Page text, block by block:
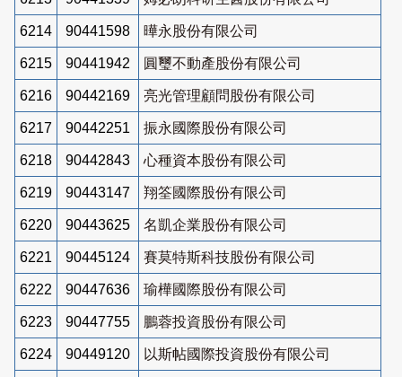
6214 90441598 曄永股份有限公司
6215 90441942 圓璽不動產股份有限公司
6216 90442169 亮光管理顧問股份有限公司
6217 90442251 振永國際股份有限公司
6218 90442843 心種資本股份有限公司
6219 90443147 翔筌國際股份有限公司
6220 90443625 名凱企業股份有限公司
6221 90445124 賽莫特斯科技股份有限公司
6222 90447636 瑜樺國際股份有限公司
6223 90447755 鵬蓉投資股份有限公司
6224 90449120 以斯帖國際投資股份有限公司